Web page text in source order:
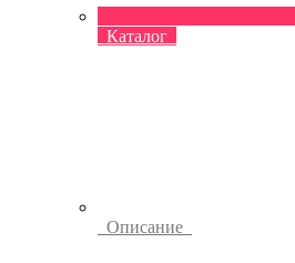
Каталог
Описание